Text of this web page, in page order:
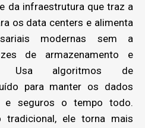
da infraestrutura que traz a
os data centers e alimenta
modernas sem a
de armazenamento e
Usa algoritmos de
para manter os dados
e seguros o tempo todo.
tradicional, ele torna mais